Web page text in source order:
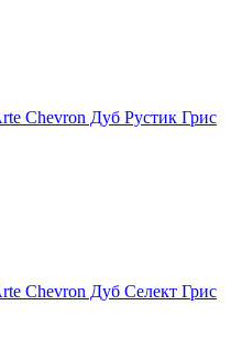
Chevron Дуб Рустик Грис
Chevron Дуб Селект Грис